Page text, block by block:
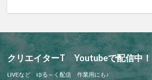
クリエイターT Youtubeで配信中！
LIVEなど ゆる～く配信 作業用にも♪